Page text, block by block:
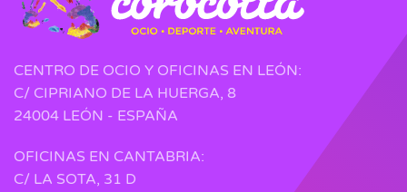
CENTRO DE OCIO Y OFICINAS EN LEÓN:
C/ CIPRIANO DE LA HUERGA, 8
24004 LEÓN - ESPAÑA
OFICINAS EN CANTABRIA:
C/ LA SOTA, 31 D